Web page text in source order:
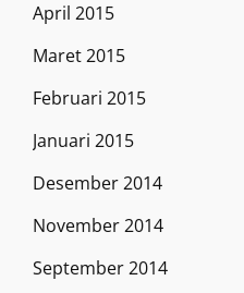
April 2015
Maret 2015
Februari 2015
Januari 2015
Desember 2014
November 2014
September 2014